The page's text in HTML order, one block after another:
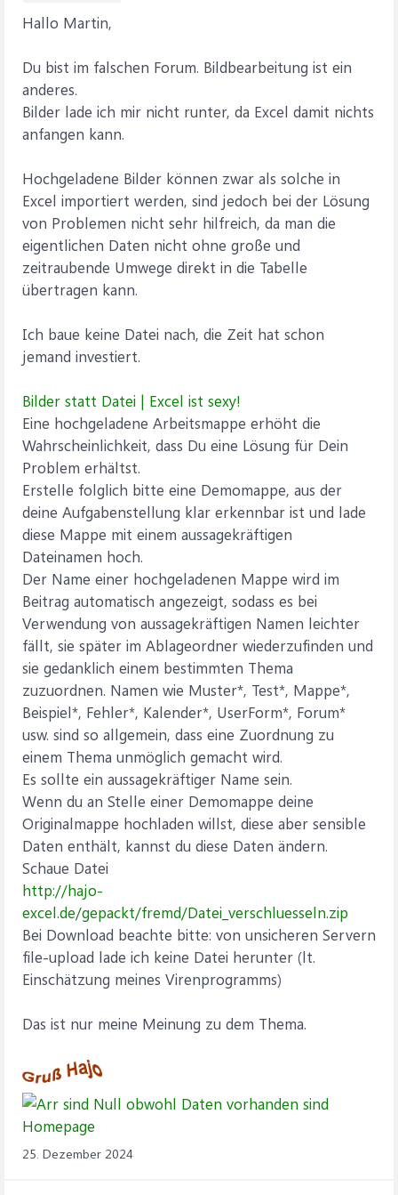
End Sub
Hallo Martin,
Du bist im falschen Forum. Bildbearbeitung ist ein
anderes.
Bilder lade ich mir nicht runter, da Excel damit nichts
anfangen kann.
Hochgeladene Bilder können zwar als solche in
Excel importiert werden, sind jedoch bei der Lösung
von Problemen nicht sehr hilfreich, da man die
eigentlichen Daten nicht ohne große und
zeitraubende Umwege direkt in die Tabelle
übertragen kann.
Ich baue keine Datei nach, die Zeit hat schon
jemand investiert.
Bilder statt Datei | Excel ist sexy!
Eine hochgeladene Arbeitsmappe erhöht die
Wahrscheinlichkeit, dass Du eine Lösung für Dein
Problem erhältst.
Erstelle folglich bitte eine Demomappe, aus der
deine Aufgabenstellung klar erkennbar ist und lade
diese Mappe mit einem aussagekräftigen
Dateinamen hoch.
Der Name einer hochgeladenen Mappe wird im
Beitrag automatisch angezeigt, sodass es bei
Verwendung von aussagekräftigen Namen leichter
fällt, sie später im Ablageordner wiederzufinden und
sie gedanklich einem bestimmten Thema
zuzuordnen. Namen wie Muster*, Test*, Mappe*,
Beispiel*, Fehler*, Kalender*, UserForm*, Forum*
usw. sind so allgemein, dass eine Zuordnung zu
einem Thema unmöglich gemacht wird.
Es sollte ein aussagekräftiger Name sein.
Wenn du an Stelle einer Demomappe deine
Originalmappe hochladen willst, diese aber sensible
Daten enthält, kannst du diese Daten ändern.
Schaue Datei
http://hajo-
excel.de/gepackt/fremd/Datei_verschluesseln.zip
Bei Download beachte bitte: von unsicheren Servern
file-upload lade ich keine Datei herunter (lt.
Einschätzung meines Virenprogramms)
Das ist nur meine Meinung zu dem Thema.
25. Dezember 2024